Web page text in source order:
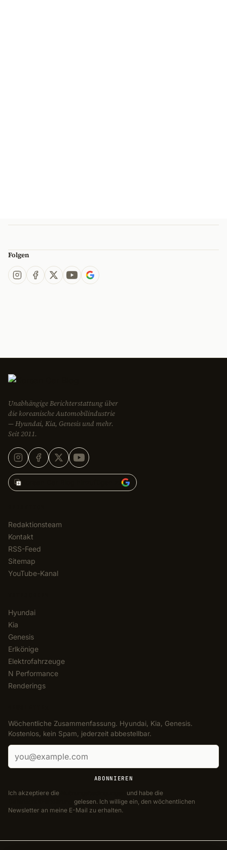
Folgen
Unabhängige Berichterstattung über
die koreanische Automobilindustrie
— Hyundai, Kia, Genesis und mehr.
Seit 2011.
Korean Car Blog hinzufügen zu
Redaktionsteam
Kontakt
RSS-Feed
Sitemap
YouTube-Kanal
Hyundai
Kia
Genesis
Erlkönige
Elektrofahrzeuge
N Performance
Renderings
Wöchentliche Zusammenfassung. Hyundai, Kia, Genesis.
Kostenlos, kein Spam, jederzeit abbestellbar.
E-Mail-Adresse
ABONNIEREN
Ich akzeptiere die
und habe die
gelesen. Ich willige ein, den wöchentlichen
Newsletter an meine E-Mail zu erhalten.